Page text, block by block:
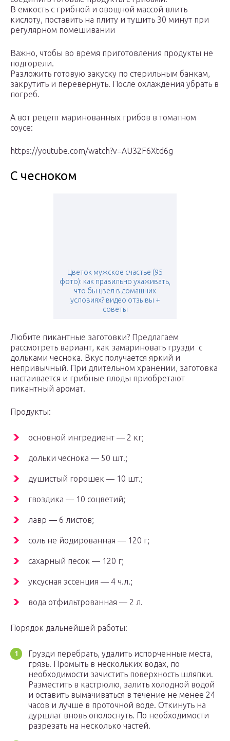
В емкость с грибной и овощной массой влить
кислоту, поставить на плиту и тушить 30 минут при
регулярном помешивании
Важно, чтобы во время приготовления продукты не
подгорели.
Разложить готовую закуску по стерильным банкам,
закрутить и перевернуть. После охлаждения убрать в
погреб.
А вот рецепт маринованных грибов в томатном
соусе:
https://youtube.com/watch?v=AU32F6Xtd6g
С чесноком
Цветок мужское счастье (95
фото): как правильно ухаживать,
что бы цвел в домашних
условиях? видео отзывы +
советы
Любите пикантные заготовки? Предлагаем
рассмотреть вариант, как замариновать грузди с
дольками чеснока. Вкус получается яркий и
непривычный. При длительном хранении, заготовка
настаивается и грибные плоды приобретают
пикантный аромат.
Продукты:
основной ингредиент — 2 кг;
дольки чеснока — 50 шт.;
душистый горошек — 10 шт.;
гвоздика — 10 соцветий;
лавр — 6 листов;
соль не йодированная — 120 г;
сахарный песок — 120 г;
уксусная эссенция — 4 ч.л.;
вода отфильтрованная — 2 л.
Порядок дальнейшей работы:
Грузди перебрать, удалить испорченные места,
грязь. Промыть в нескольких водах, по
необходимости зачистить поверхность шляпки.
Разместить в кастрюлю, залить холодной водой
и оставить вымачиваться в течение не менее 24
часов и лучше в проточной воде. Откинуть на
дуршлаг вновь ополоснуть. По необходимости
разрезать на несколько частей.